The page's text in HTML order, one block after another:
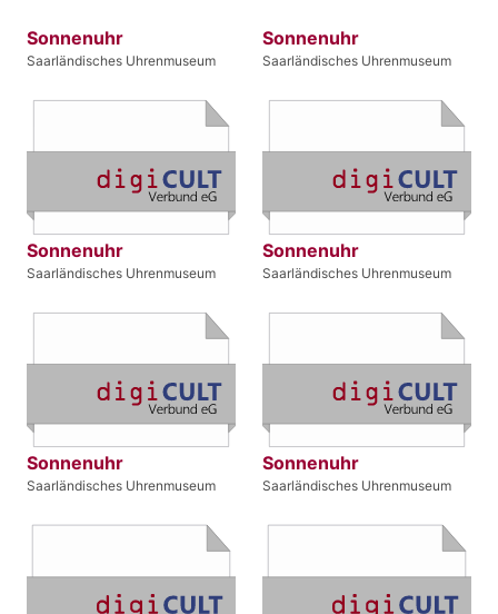
Sonnenuhr
Saarländisches Uhrenmuseum
Sonnenuhr
Saarländisches Uhrenmuseum
Sonnenuhr
Saarländisches Uhrenmuseum
Sonnenuhr
Saarländisches Uhrenmuseum
Sonnenuhr
Saarländisches Uhrenmuseum
Sonnenuhr
Saarländisches Uhrenmuseum